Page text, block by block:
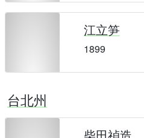
江立笋
1899
台北州